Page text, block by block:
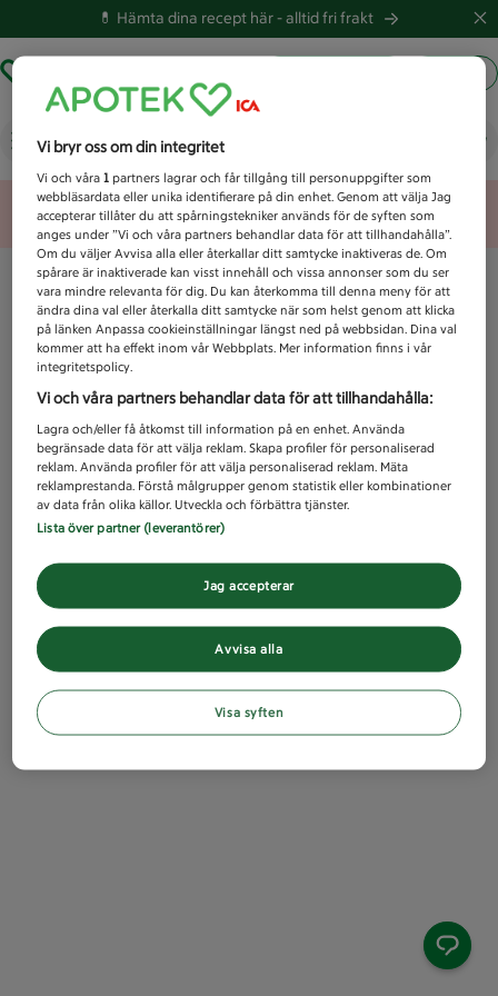
💊 Hämta dina recept här -alltid fri frakt
Vad letar du efter idag?
Unknown error
Vi bryr oss om din integritet
Vi och våra1 partners lagrar och får tillgång till personuppgifter som
webbläsardata eller unika identifierare på din enhet. Genom att välja Jag
accepterar tillåter du att spårningstekniker används för de syften som
anges under ”Vi och våra partners behandlar data för att tillhandahålla”.
Om du väljer Avvisa alla eller återkallar ditt samtycke inaktiveras de. Om
spårare är inaktiverade kan visst innehåll och vissa annonser som du ser
vara mindre relevanta för dig. Du kan återkomma till denna meny för att
ändra dina val eller återkalla ditt samtycke när som helst genom att klicka
på länken Anpassa cookieinställningar längst ned på webbsidan. Dina val
kommer att ha effekt inom vår Webbplats. Mer information finns i vår
integritetspolicy.
Vi och våra partners behandlar data för att tillhandahålla:
Lagra och/eller få åtkomst till information på en enhet. Använda
begränsade data för att välja reklam. Skapa profiler för personaliserad
reklam. Använda profiler för att välja personaliserad reklam. Mäta
reklamprestanda. Förstå målgrupper genom statistik eller kombinationer
av data från olika källor. Utveckla och förbättra tjänster.
Lista över partner (leverantörer)
Avvisa alla
Jag accepterar
Visa syften